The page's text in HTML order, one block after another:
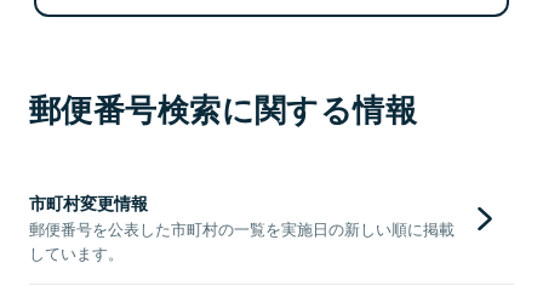
郵便番号検索に関する情報
市町村変更情報
郵便番号を公表した市町村の一覧を実施日の新しい順に掲載
しています。